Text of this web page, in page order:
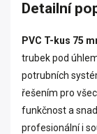
Detailní
PVC T-kus 75
trubek pod
potrubních
řešením pro
funkčnost a
profesionální i